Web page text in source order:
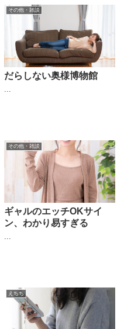
その他・雑談
だらしない奥様博物館
その他・雑談
ギャルのエッチOKサイ
ン、わかり易すぎる
えちち